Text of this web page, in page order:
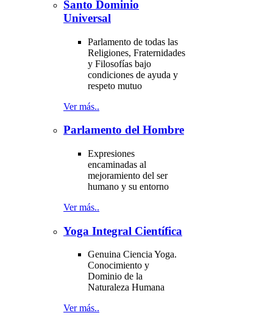
Santo Dominio
Universal
Parlamento de todas las
Religiones, Fraternidades
y Filosofías bajo
condiciones de ayuda y
respeto mutuo
Ver más..
Parlamento del Hombre
Expresiones
encaminadas al
mejoramiento del ser
humano y su entorno
Ver más..
Yoga Integral Científica
Genuina Ciencia Yoga.
Conocimiento y
Dominio de la
Naturaleza Humana
Ver más..